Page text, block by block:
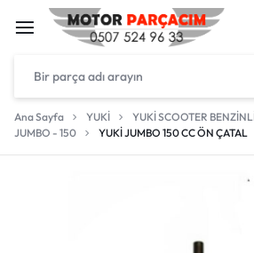
Ana Sayfa YUKİ
YUKİ SCOOTER
JUMBO - 150
YUKİ JUMBO 150 CC ÖN ÇATAL